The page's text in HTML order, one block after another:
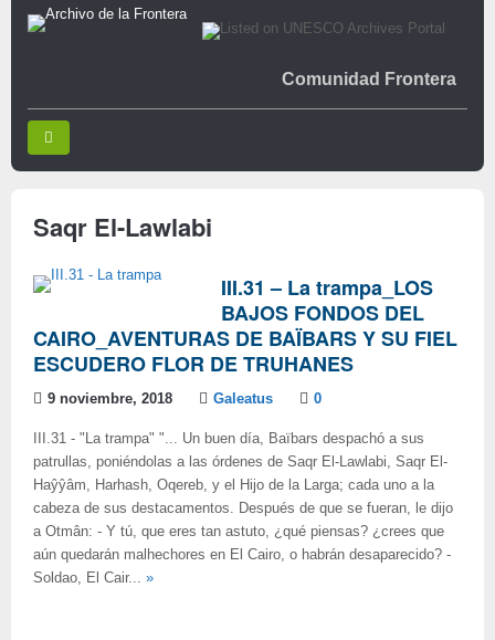
Comunidad Frontera
Saqr El-Lawlabi
III.31 – La trampa_LOS
BAJOS FONDOS DEL
CAIRO_AVENTURAS DE BAÏBARS Y SU FIEL
ESCUDERO FLOR DE TRUHANES
9 noviembre, 2018 Galeatus 0
III.31 - "La trampa" "... Un buen día, Baïbars despachó a sus
patrullas, poniéndolas a las órdenes de Saqr El-Lawlabi, Saqr El-
Haŷŷâm, Harhash, Oqereb, y el Hijo de la Larga; cada uno a la
cabeza de sus destacamentos. Después de que se fueran, le dijo
a Otmân: - Y tú, que eres tan astuto, ¿qué piensas? ¿crees que
aún quedarán malhechores en El Cairo, o habrán desaparecido? -
Soldao, El Cair... »